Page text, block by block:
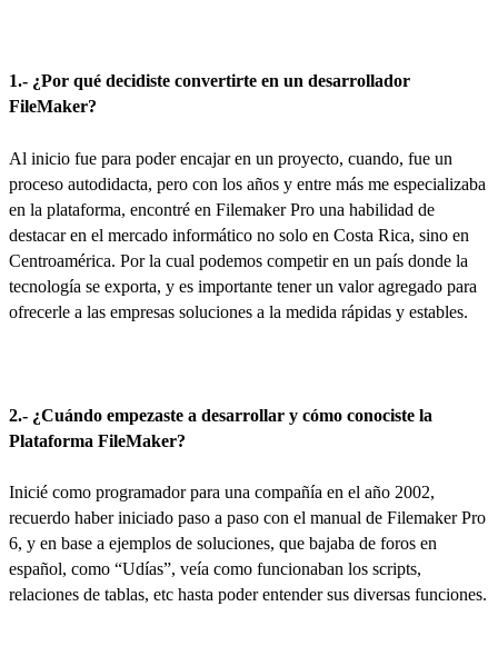
1.- ¿Por qué decidiste convertirte en un desarrollador
FileMaker?
Al inicio fue para poder encajar en un proyecto, cuando, fue un
proceso autodidacta, pero con los años y entre más me especializaba
en la plataforma, encontré en Filemaker Pro una habilidad de
destacar en el mercado informático no solo en Costa Rica, sino en
Centroamérica. Por la cual podemos competir en un país donde la
tecnología se exporta, y es importante tener un valor agregado para
ofrecerle a las empresas soluciones a la medida rápidas y estables.
2.- ¿Cuándo empezaste a desarrollar y cómo conociste la
Plataforma FileMaker?
Inicié como programador para una compañía en el año 2002,
recuerdo haber iniciado paso a paso con el manual de Filemaker Pro
6, y en base a ejemplos de soluciones, que bajaba de foros en
español, como “Udías”, veía como funcionaban los scripts,
relaciones de tablas, etc hasta poder entender sus diversas funciones.